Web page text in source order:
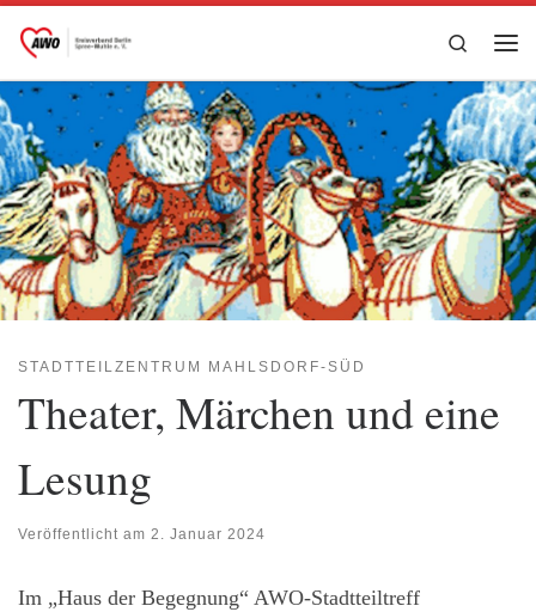
Zum Inhalt springen
Search
STADTTEILZENTRUM MAHLSDORF-SÜD
Theater, Märchen und eine
Lesung
Veröffentlicht am 2. Januar 2024
Im „Haus der Begegnung“ AWO-Stadtteiltreff